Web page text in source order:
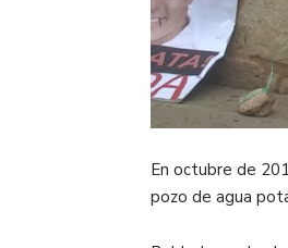
En octubre de
pozo de agua